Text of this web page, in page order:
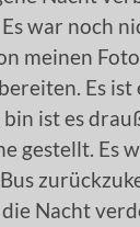
war noch
meinen
Es
ist es
gestellt. Es
die Nacht